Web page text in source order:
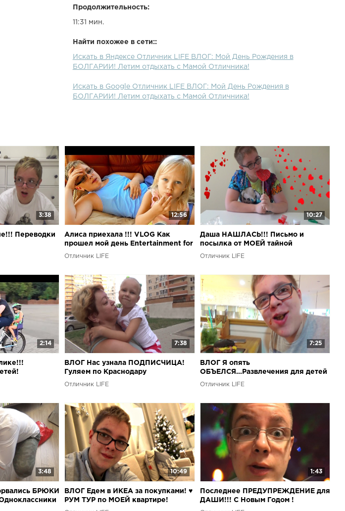
Instagram: ВЛОГ: Мой HAPPY BIRTHDAY в БОЛГАРИИ! Летим отдыхать
Оно РЕАЛЬНО существует !!! Я больше не буду СНИМАТЬ ВЛОГИ !!!
Покушение на мою жизнь !!! Даша ПРИЕХАЛА !!! КЛЕИТ ПЛАКАТЫ !!!
...Челлендж ШЛЁП УСЫ развлечение для детей игра Challenge
entertainment for children game ...Лёва раздурил Алису и сделал её
Анимешкой дети играют с воздушными шариками Челлендж ВЕСЕЛЫЕ
крейзики!! Играем в парке развлечений Play in the amusement Park for
children ...ДЕТСКИЙ Челлендж Няшка!!! Угадай вкус
детства!!!CHILDREN's challenge!!! ...Челлендж Пухлый Кролик !!! Мы
наделали горы слюнявок!!! Challenge Chubby Bunny ...Прикольный
Челлендж СКОТЧ В ЛИЦО!!!Лева+сестренка Нина!!! ...Неудачный
ДЕТСКИЙ пицца челлендж!!! Спасите Лёву!!! ...Челлендж Шёпот
ютубера с Юлей и Алисой!!!
Продолжительность:
11:31 мин.
Найти похожее в сети::
Искать в Яндексе Отличник LIFE ВЛОГ: Мой День Рождения в
БОЛГАРИИ! Летим отдыхать с Мамой Отличника!
Искать в Google Отличник LIFE ВЛОГ: Мой День Рождения в
БОЛГАРИИ! Летим отдыхать с Мамой Отличника!
3:38
Переводки
12:56
Алиса приехала !!! VLOG Как
прошел мой день Entertainment for
children Water gun
Отличник LIFE
10:27
Даша НАШЛАСЬ!!! Письмо и
посылка от МОЕЙ тайной
ПОКЛОННИЦЫ!
Отличник LIFE
2:14 7:38
ВЛОГ Нас узнала ПОДПИСЧИЦА!
Гуляем по Краснодару
Отличник LIFE
7:25
ВЛОГ Я опять
ОБЪЕЛСЯ...Развлечения для детей
в КРАСНОДАРЕ!
Отличник LIFE
3:48
БРЮКИ
10:49
ВЛОГ Едем в ИКЕА за покупками! ♥
РУМ ТУР по МОЕЙ квартире!
1:43
Последнее ПРЕДУПРЕЖДЕНИЕ для
ДАШИ!!! С Новым Годом !